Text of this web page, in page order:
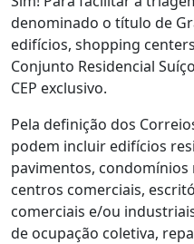
denominado o título de
edifícios, shopping
Conjunto Residencial
CEP exclusivo.
Pela definição dos
podem incluir edifícios
pavimentos, condomínios
centros comerciais,
comerciais e/ou
de ocupação coletiva,